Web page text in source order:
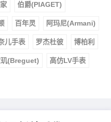
伯爵(PIAGET)
百年灵 阿玛尼(Armani)
儿手表 罗杰杜彼 博柏利
玑(Breguet) 高仿LV手表